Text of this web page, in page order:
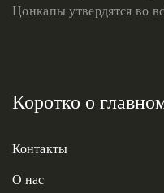
Цонкапы утвердятся во
Коротко о
Контакты
О нас